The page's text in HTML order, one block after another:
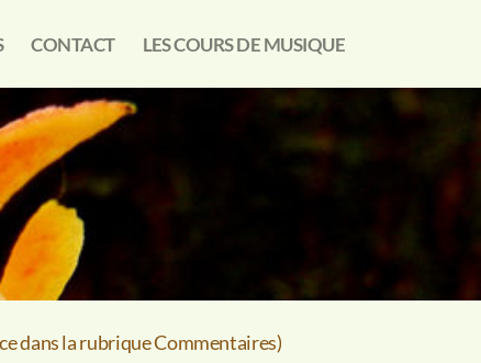
CONTACT LES COURS DE MUSIQUE
dans la rubrique Commentaires)